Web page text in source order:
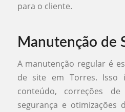
para o cliente.
Manutenção de
A manutenção regular é
de site em Torres. Isso
conteúdo, correções
segurança e otimizações